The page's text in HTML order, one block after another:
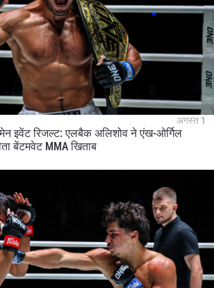
अगस्त 1
इवेंट रिजल्ट: एलबैक अलिशोव ने एंख-ओर्गिल
बेंटमवेट MMA खिताब